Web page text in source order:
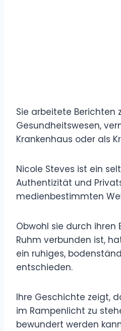
Sie arbeitete Berichten
Gesundheitswesen,
Krankenhaus oder als
Nicole Steves ist ein
Authentizität und
medienbestimmten
Obwohl sie durch
Ruhm verbunden ist,
ein ruhiges,
entschieden.
Ihre Geschichte zeigt,
im Rampenlicht zu
bewundert werden